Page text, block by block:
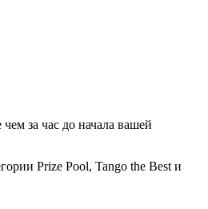
за час до начала вашей
Prize Pool, Tango the Best и